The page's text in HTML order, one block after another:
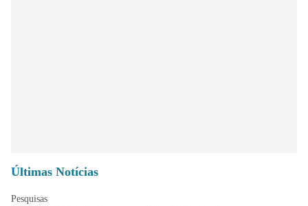
Últimas Notícias
Pesquisas